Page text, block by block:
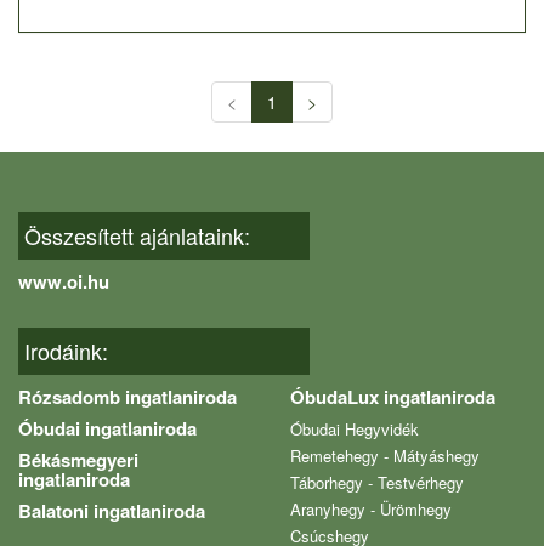
< 1 >
Összesített ajánlataink:
www.oi.hu
Irodáink:
Rózsadomb ingatlaniroda
Óbudai ingatlaniroda
Békásmegyeri
ingatlaniroda
Balatoni ingatlaniroda
ÓbudaLux ingatlaniroda
Óbudai Hegyvidék
Remetehegy - Mátyáshegy
Táborhegy - Testvérhegy
Aranyhegy - Ürömhegy
Csúcshegy